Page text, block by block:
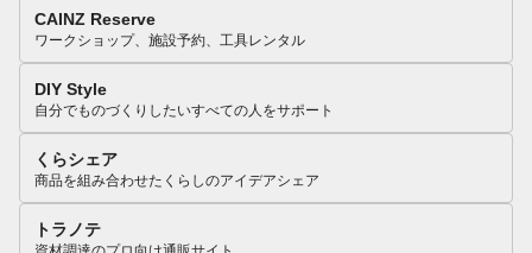
CAINZ Reserve
ワークショップ、施設予約、工具レンタル
DIY Style
自分でものづくりしたいすべての人をサポート
くらシェア
商品を組み合わせたくらしのアイデアシェア
トラノテ